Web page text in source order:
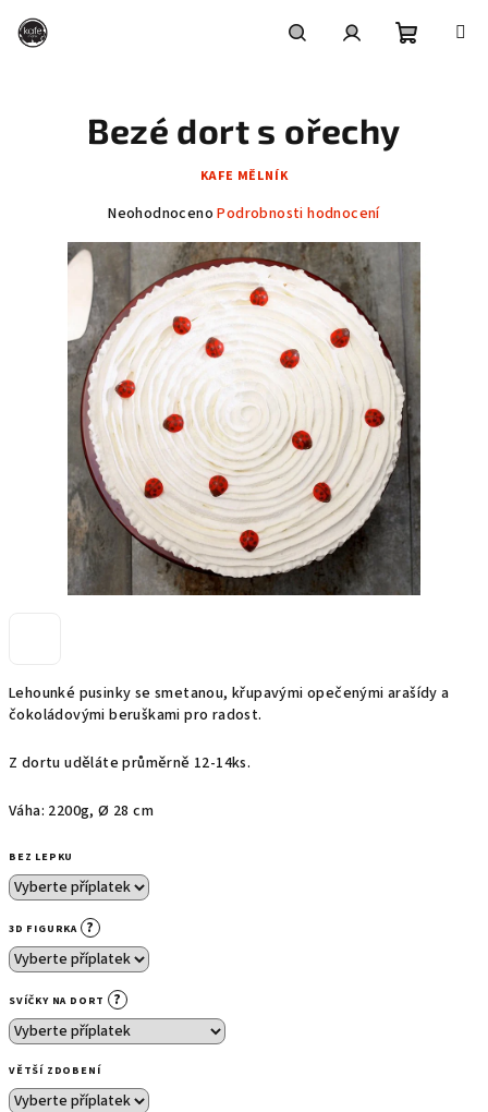
obsah
Lehounké pusinky se smetanou, křupavými opečenými arašídy a
čokoládovými beruškami pro radost.
Z dortu uděláte průměrně 12-14ks.
Váha: 2200g,Ø 28 cm
BEZ LEPKU
3D FIGURKA ?
SVÍČKY NA DORT ?
VĚTŠÍ ZDOBENÍ
Bezé dort s ořechy
KAFE MĚLNÍK
Průměrné
produktu
je
0,0
z
5
hvězdiček.
Neohodnoceno Podrobnosti hodnocení